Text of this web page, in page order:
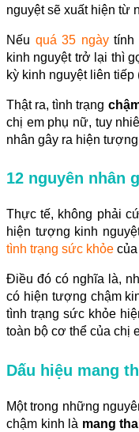
nguyệt sẽ xuất hiện từ
Nếu quá 35 ngàytính
kinh nguyệt trở lại thì
kỳ kinh nguyệt liên
Thật ra, tình trạng
chị em phụ nữ, tuy
nhân gây ra hiện
12 nguyên nhân
Thực tế, không phải
hiện tượng kinh
tình trạng sức khỏe
Điều đó có nghĩa là,
có hiện tượng chậm
tình trạng sức khỏe
toàn bộ cơ thể của chị
Dấu hiệu mang
Một trong những
chậm kinh là mang